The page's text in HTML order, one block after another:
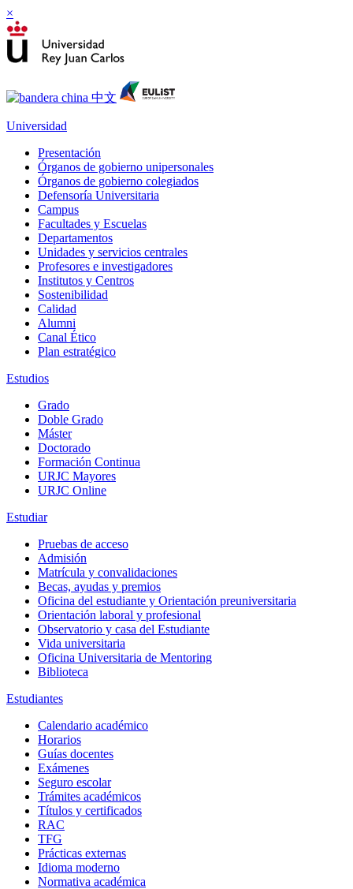
×
Universidad
Presentación
Órganos de gobierno unipersonales
Órganos de gobierno colegiados
Defensoría Universitaria
Campus
Facultades y Escuelas
Departamentos
Unidades y servicios centrales
Profesores e investigadores
Institutos y Centros
Sostenibilidad
Calidad
Alumni
Canal Ético
Plan estratégico
Estudios
Grado
Doble Grado
Máster
Doctorado
Formación Continua
URJC Mayores
URJC Online
Estudiar
Pruebas de acceso
Admisión
Matrícula y convalidaciones
Becas, ayudas y premios
Oficina del estudiante y Orientación preuniversitaria
Orientación laboral y profesional
Observatorio y casa del Estudiante
Vida universitaria
Oficina Universitaria de Mentoring
Biblioteca
Estudiantes
Calendario académico
Horarios
Guías docentes
Exámenes
Seguro escolar
Trámites académicos
Títulos y certificados
RAC
TFG
Prácticas externas
Idioma moderno
Normativa académica